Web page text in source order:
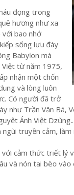
đọng trong
hương như xa
bao nhớ
sống lưu đày
Babylon mà
Việt từ năm 1975,
nhận một chốn
và lòng luôn
Có người đã trở
như Trần Văn Bá,
Ánh Việt
truyền cảm,
với cảm thức triết lý
và nón tai bèo